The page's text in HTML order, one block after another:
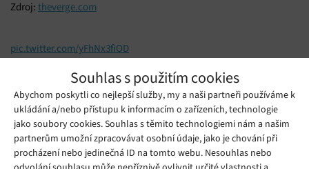
Souhlas s použitím cookies
Abychom poskytli co nejlepší služby, my a naši partneři používáme k
ukládání a/nebo přístupu k informacím o zařízeních, technologie
jako soubory cookies. Souhlas s těmito technologiemi nám a našim
partnerům umožní zpracovávat osobní údaje, jako je chování při
procházení nebo jedinečná ID na tomto webu. Nesouhlas nebo
Zdroj: theverge.com
pic.twitter.com/yFhNx3fiOD
Mohlo by se vám líbit